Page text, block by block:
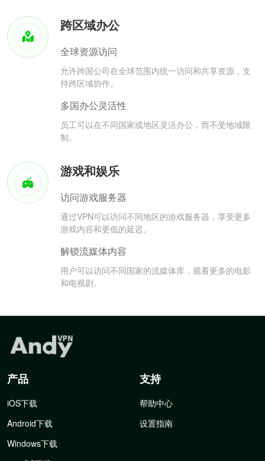
跨区域办公
全球资源访问
允许跨国公司在全球范围内统一访问和共享资源，支
持跨区域协作。
多国办公灵活性
员工可以在不同国家或地区灵活办公，而不受地域限
制。
游戏和娱乐
访问游戏服务器
通过VPN可以访问不同地区的游戏服务器，享受更多
游戏内容和更低的延迟。
解锁流媒体内容
用户可以访问不同国家的流媒体库，观看更多的电影
和电视剧。
产品
iOS下载
Android下载
Windows下载
支持
帮助中心
设置指南